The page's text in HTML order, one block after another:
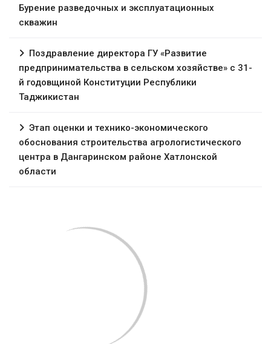
Бурение разведочных и эксплуатационных
скважин
Поздравление директора ГУ «Развитие
предпринимательства в сельском хозяйстве» с 31-
й годовщиной Конституции Республики
Таджикистан
Этап оценки и технико-экономического
обоснования строительства агрологистического
центра в Дангаринском районе Хатлонской
области